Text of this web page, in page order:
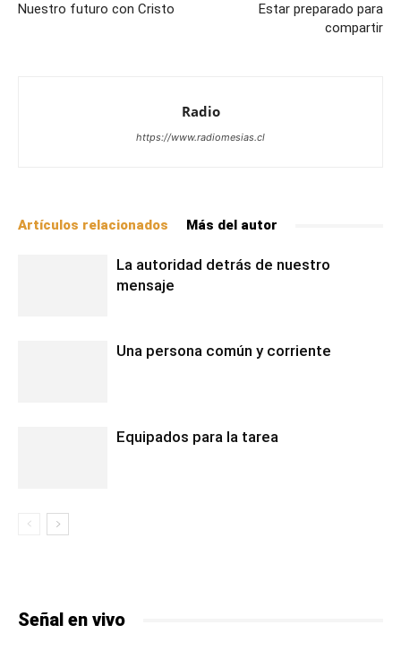
Nuestro futuro con Cristo
Estar preparado para
compartir
Radio
https://www.radiomesias.cl
Artículos relacionados Más del autor
La autoridad detrás de nuestro
mensaje
Una persona común y corriente
Equipados para la tarea
Señal en vivo